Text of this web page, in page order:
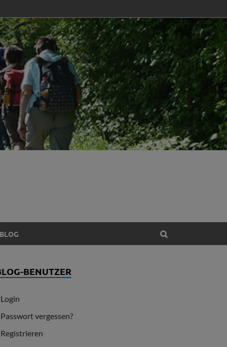
BENUTZER
Login
Passwort vergessen?
Registrieren